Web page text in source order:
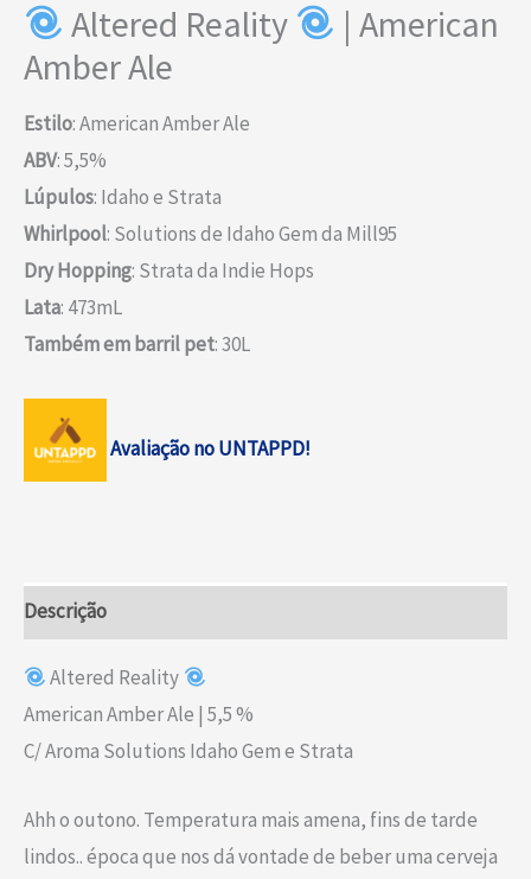
Altered Reality
| American
Amber Ale
Estilo: American Amber Ale
ABV: 5,5%
Lúpulos: Idaho e Strata
Whirlpool: Solutions de Idaho Gem da Mill95
Dry Hopping: Strata da Indie Hops
Lata: 473mL
Também em barril pet: 30L
Avaliação no UNTAPPD!
Descrição
Altered Reality
American Amber Ale | 5,5 %
C/ Aroma Solutions Idaho Gem e Strata
Ahh o outono. Temperatura mais amena, fins de tarde
lindos.. época que nos dá vontade de beber uma cerveja